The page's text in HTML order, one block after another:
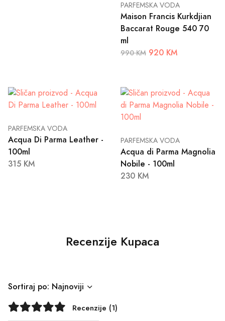
PARFEMSKA VODA
Maison Francis Kurkdjian
Baccarat Rouge 540 70
ml
990 KM 920 KM
PARFEMSKA VODA
Acqua Di Parma Leather -
100ml
315 KM
PARFEMSKA VODA
Acqua di Parma Magnolia
Nobile - 100ml
230 KM
Recenzije Kupaca
Sortiraj po: Najnoviji
Recenzije (1)